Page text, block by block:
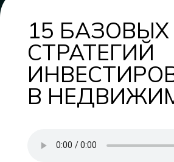
15 БАЗОВЫХ
СТРАТЕГИЙ
В